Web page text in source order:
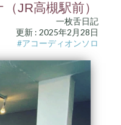
JR高槻駅前）
一枚舌日記
更新 : 2025年2月28日
#アコーディオンソロ